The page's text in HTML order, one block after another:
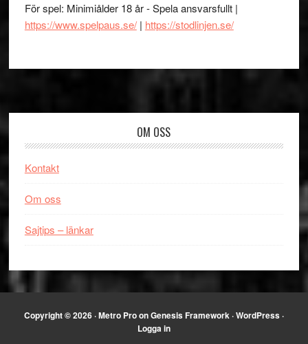
För spel: Minimiålder 18 år - Spela ansvarsfullt |
https://www.spelpaus.se/| https://stodlinjen.se/
OM OSS
Kontakt
Om oss
Sajtips – länkar
Copyright © 2026 ·Metro ProonGenesis Framework ·WordPress ·
Logga in